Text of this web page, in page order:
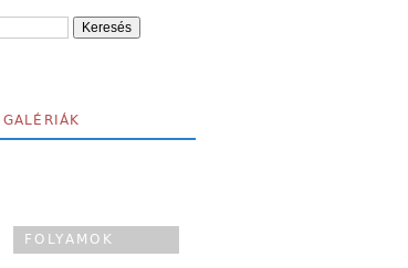
GALÉRIÁK
FOLYAMOK